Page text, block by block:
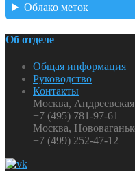
Облако меток
Об отделе
Общая информация
Руководство
Контакты
Москва,
+7 (495) 781-97-61
Москва,
+7 (499) 252-47-12